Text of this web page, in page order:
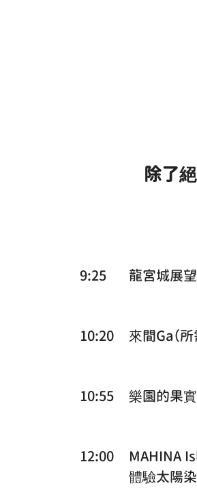
除了
9:25 龍宮城展
10:20 來間Ga（
10:55 樂園的果實
12:00
MAHINA
體驗太陽染